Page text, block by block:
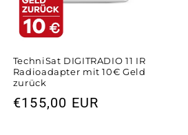
TechniSat DIGITRADIO 11 IR
Radioadapter mit 10€ Geld
zurück
Normaler
€155,00 EUR